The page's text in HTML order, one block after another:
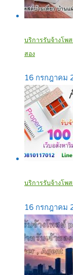
บริการรับจ้างโพ
สอง
16 กรกฎาคม
บริการรับจ้างโพ
16 กรกฎาคม